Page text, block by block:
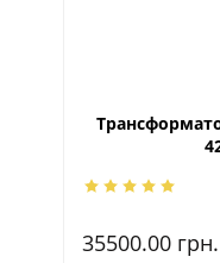
35500.00 грн.